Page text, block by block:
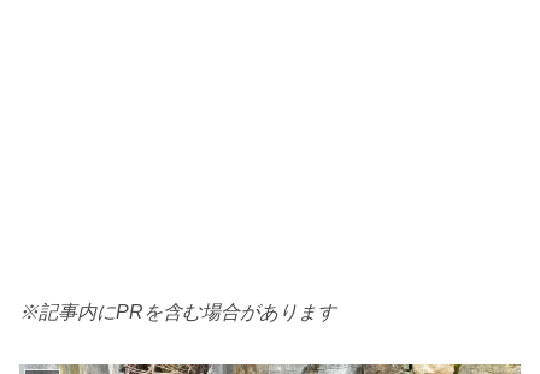
※記事内にPRを含む場合があります